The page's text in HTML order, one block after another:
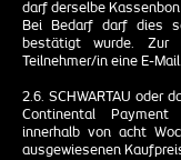
darf derselbe
Bei Bedarf darf dies
bestätigt wurde. Zur
Teilnehmer/in eine E-Mail.
2.6. SCHWARTAU oder
Continental Payment
innerhalb von acht
ausgewiesenen